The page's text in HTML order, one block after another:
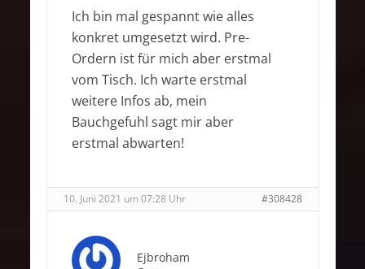
Ich bin mal gespannt wie alles
konkret umgesetzt wird. Pre-
Ordern ist für mich aber erstmal
vom Tisch. Ich warte erstmal
weitere Infos ab, mein
Bauchgefuhl sagt mir aber
erstmal abwarten!
10. Juni 2021 um 07:28 Uhr #308428
Ejbroham